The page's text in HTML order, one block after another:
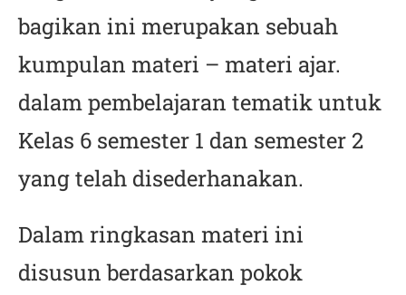
bagikan ini merupakan sebuah
kumpulan materi – materi ajar.
dalam pembelajaran tematik untuk
Kelas 6 semester 1 dan semester 2
yang telah disederhanakan.
Dalam ringkasan materi ini
disusun berdasarkan pokok